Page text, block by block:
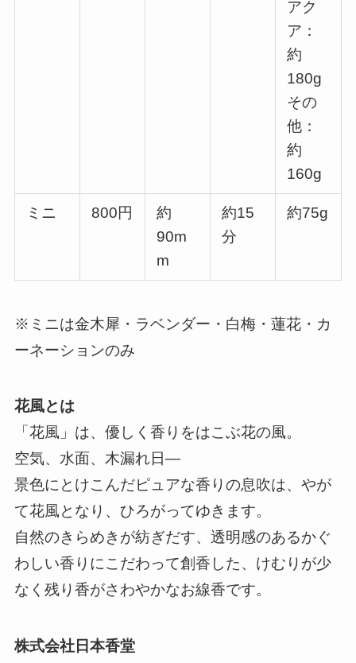
アク
ア：
約
180g
その
他：
約
160g
ミニ 800円
約
90m
m
約15
分
約75g
※ミニは金木犀・ラベンダー・白梅・蓮花・カ
ーネーションのみ
花風とは
「花風」は、優しく香りをはこぶ花の風。
空気、水面、木漏れ日―
景色にとけこんだピュアな香りの息吹は、やが
て花風となり、ひろがってゆきます。
自然のきらめきが紡ぎだす、透明感のあるかぐ
わしい香りにこだわって創香した、けむりが少
なく残り香がさわやかなお線香です。
株式会社日本香堂